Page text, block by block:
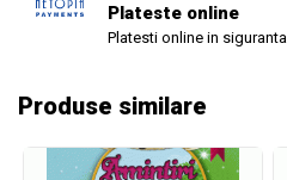
Plateste online
Platesti online in siguranta
Produse similare